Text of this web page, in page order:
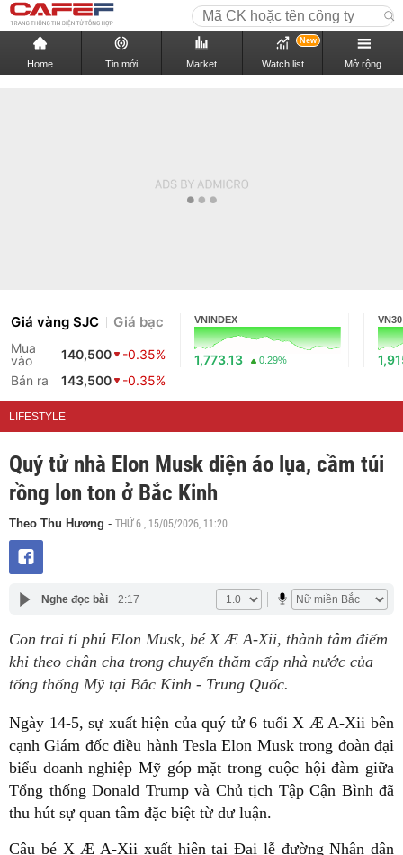
Home Tin mới Market Watch list
New
Mở rộng
Giá vàng SJC Giá bạc
Mua
vào
140,500
-0.35%
Bán ra
143,500 -0.35%
VNINDEX
1,773.13 0.29%
VN30
LIFESTYLE
Quý tử nhà Elon Musk diện áo lụa, cầm túi
rồng lon ton ở Bắc Kinh
Theo Thu Hương - THỨ 6 , 15/05/2026, 11:20
Nghe đọc bài 2:17
Con trai tỉ phú Elon Musk, bé X Æ A-Xii, thành tâm điểm
khi theo chân cha trong chuyến thăm cấp nhà nước của
tổng thống Mỹ tại Bắc Kinh - Trung Quốc.
Ngày 14-5, sự xuất hiện của quý tử 6 tuổi X Æ A-Xii bên
cạnh Giám đốc điều hành Tesla Elon Musk trong đoàn đại
biểu doanh nghiệp Mỹ góp mặt trong cuộc hội đàm giữa
Tổng thống Donald Trump và Chủ tịch Tập Cận Bình đã
thu hút sự quan tâm đặc biệt từ dư luận.
Cậu bé X Æ A-Xii xuất hiện tại Đại lễ đường Nhân dân